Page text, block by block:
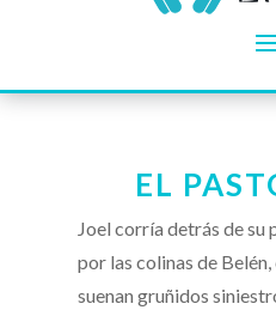
EL
Joel corría detrás de su
por las colinas de
suenan gruñidos